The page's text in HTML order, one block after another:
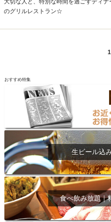
大切な人と、特別な時間を過ごすディ
のグリルレストラン☆
1
おすすめ特集
生ビール込
食べ飲み放題｜